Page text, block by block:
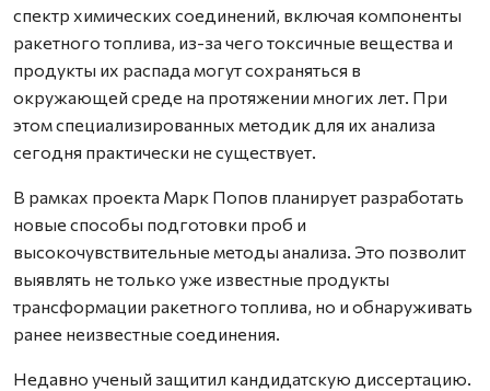
спектр химических соединений, включая компоненты
ракетного топлива, из-за чего токсичные вещества и
продукты их распада могут сохраняться в
окружающей среде на протяжении многих лет. При
этом специализированных методик для их анализа
сегодня практически не существует.
В рамках проекта Марк Попов планирует разработать
новые способы подготовки проб и
высокочувствительные методы анализа. Это позволит
выявлять не только уже известные продукты
трансформации ракетного топлива, но и обнаруживать
ранее неизвестные соединения.
Недавно ученый защитил кандидатскую диссертацию.